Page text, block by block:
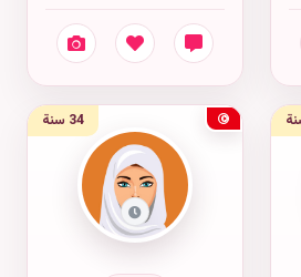
34 سنة